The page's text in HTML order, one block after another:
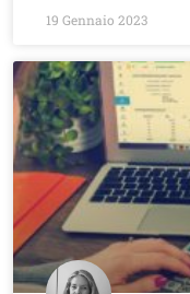
19 Gennaio 2023